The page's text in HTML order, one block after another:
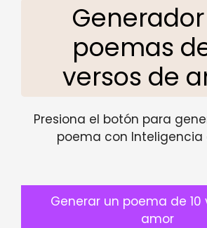
poemas
versos de
Presiona el botón para
poema con Inteligencia
Generar un poema de 10
amor